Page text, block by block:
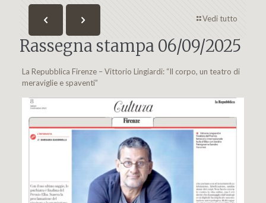
Vedi tutto
Rassegna stampa 06/09/2025
La Repubblica Firenze – Vittorio Lingiardi: “Il corpo, un teatro di
meraviglie e spaventi”